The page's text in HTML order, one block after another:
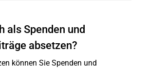
als Spenden und
absetzen?
können Sie Spenden und